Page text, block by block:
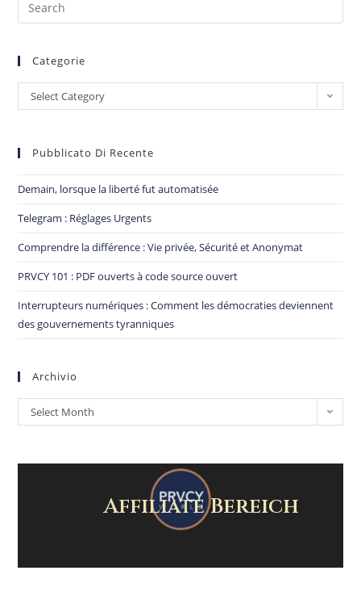
Categorie
Select Category
Pubblicato Di Recente
Demain, lorsque la liberté fut automatisée
Telegram : Réglages Urgents
Comprendre la différence : Vie privée, Sécurité et Anonymat
PRVCY 101 : PDF ouverts à code source ouvert
Interrupteurs numériques : Comment les démocraties deviennent
des gouvernements tyranniques
Archivio
Select Month
Affiliate Bereich